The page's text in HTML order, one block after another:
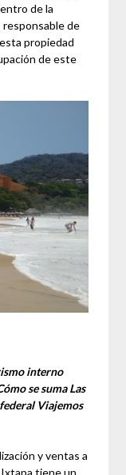
de la
responsable de
propiedad
de este
interno
se suma Las
Viajemos
y ventas a
tiene un